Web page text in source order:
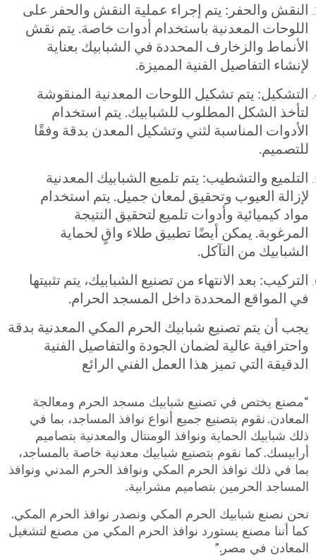
النقش والحفر: يتم إجراء عملية النقش والحفر على
اللوحات المعدنية باستخدام أدوات خاصة. يتم نقش
الأنماط والزخارف المحددة في الشبابيك بعناية
لإنشاء التفاصيل الفنية المميزة.
التشكيل: يتم تشكيل اللوحات المعدنية المنقوشة
لتأخذ الشكل المطلوب للشبابيك. يتم استخدام
الأدوات المناسبة لثني وتشكيل المعدن بدقة وفقًا
للتصميم.
التلميع والتشطيب: يتم تلميع الشبابيك المعدنية
لإزالة العيوب وتحقيق لمعان جميل. يتم استخدام
مواد كيميائية وأدوات تلميع لتحقيق النتيجة
المرغوبة. يمكن أيضًا تطبيق طلاء واقٍ لحماية
الشبابيك من التآكل.
التركيب: بعد الانتهاء من تصنيع الشبابيك، يتم تثبيتها
في المواقع المحددة داخل المسجد الحرام.
يجب أن يتم تصنيع شبابيك الحرم المكي المعدنية بدقة
واحترافية عالية لضمان الجودة والتفاصيل الفنية
الدقيقة التي تميز هذا العمل الفني الرائع
“مصنع يختص في تصنيع شبابيك مسجد الحرم ومعالجة
المعادن. نقوم بتصنيع جميع أنواع نوافذ المساجد، بما في
ذلك شبابيك الحماية ونوافذ الومنتال والمعدنية بتصاميم
أرابيسك. كما نقوم بتصنيع شبابيك معدنية خاصة بالمساجد،
بما في ذلك نوافذ الحرم المكي ونوافذ الحرم المدني ونوافذ
المساجد الحرمين بتصاميم مشرابية.
نحن نصنع شبابيك الحرم المكي ونصدر نوافذ الحرم المكي.
كما أننا مصنع يستورد نوافذ الحرم المكي من مصنع لتشغيل
المعادن في مصر.”